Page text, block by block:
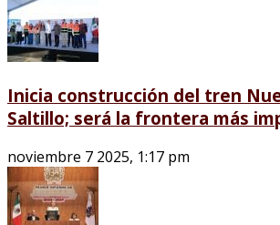
Inicia construcción del tren
Saltillo; será la frontera más
noviembre 7 2025, 1:17 pm